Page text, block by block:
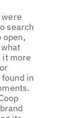
search
open,
it more
in